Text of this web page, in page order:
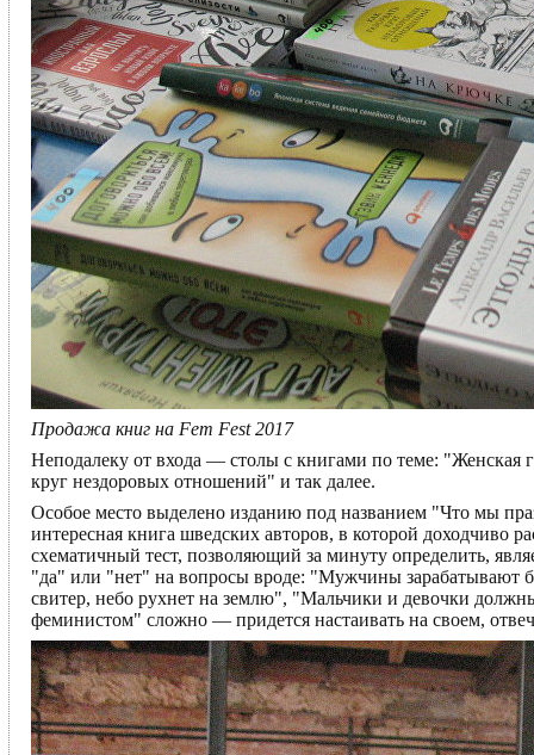
Продажа книг на Fem Fest 2017
Неподалеку от входа — столы с книгами по теме: "Женская
круг нездоровых отношений" и так далее.
Особое место выделено изданию под названием "Что мы
интересная книга шведских авторов, в которой доходчиво
схематичный тест, позволяющий за минуту определить,
"да" или "нет" на вопросы вроде: "Мужчины зарабатывают
свитер, небо рухнет на землю", "Мальчики и девочки
феминистом" сложно — придется настаивать на своем,